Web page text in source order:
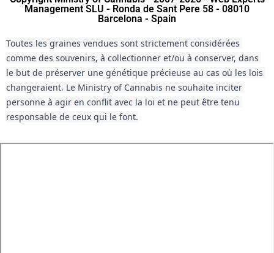
Management SLU - Ronda de Sant Pere 58 - 08010
Barcelona - Spain
Toutes les graines vendues sont strictement considérées
comme des souvenirs, à collectionner et/ou à conserver, dans
le but de préserver une génétique précieuse au cas où les lois
changeraient. Le Ministry of Cannabis ne souhaite inciter
personne à agir en conflit avec la loi et ne peut être tenu
responsable de ceux qui le font.